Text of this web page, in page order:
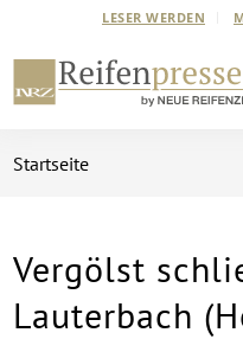
LESER WERDEN
Startseite
Vergölst
Lauterbach
sagt: